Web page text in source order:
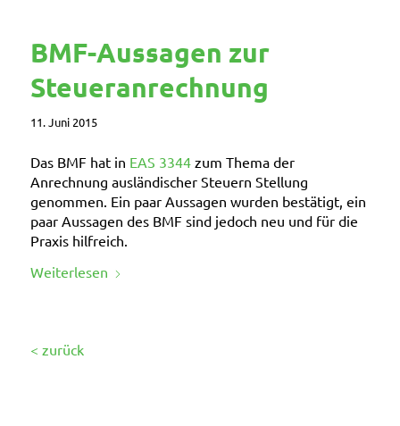
BMF-Aussagen zur
Steueranrechnung
11. Juni 2015
Das BMF hat in EAS 3344zum Thema der
Anrechnung ausländischer Steuern Stellung
genommen. Ein paar Aussagen wurden bestätigt, ein
paar Aussagen des BMF sind jedoch neu und für die
Praxis hilfreich.
Weiterlesen
< zurück